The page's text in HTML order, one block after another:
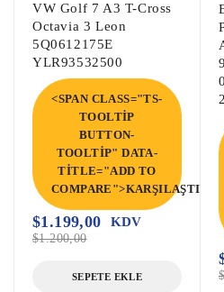
Çıkma BSM Sigorta
Çıkma Bsm Beyni
Çıkma BSİ Sigorta
Çıkma Bsi Beyni
Çıkma İç Sigorta
Kutusu, Çıkma Sigorta
Çıkma Body Beyni,
Body Beyni, Bsi Beyni,
Abs Beyni, Çıkma Abs
Abs Beyni,
VW Golf 7 A3 T-Cross
Octavia 3 Leon
5Q0612175E
YLR93532500
<SPAN CLASS="TS-
TOOLTIP
BUTTON-
TOOLTIP" DATA-
TITLE="ADD TO
COMPARE">KARŞILAŞTIR</
$1.200,00
$1.199,00 KDV
SEPETE EKLE